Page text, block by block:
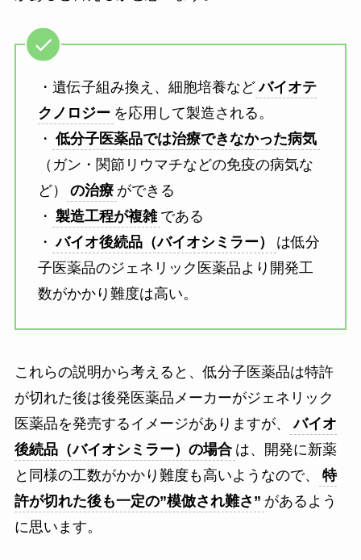
・遺伝子組み換え、細胞培養など バイオテ
クノロジー を応用して製造される。
・ 低分子医薬品では治療できなかった病気
（ガン・関節リウマチなどの免疫の病気な
ど）
の治療 ができる
・ 製造工程が複雑 である
・ バイオ後続品（バイオシミラー）
は低分
子医薬品のジェネリック医薬品より開発工
数がかかり難度は高い。
これらの説明から考えると、低分子医薬品は特許
が切れた後は後発医薬品メーカーがジェネリック
医薬品を発売するイメージがありますが、
バイオ
後続品（バイオシミラー）の場合 は、開発に新薬
と同様の工数がかかり難度も高いようなので、
特
許が切れた後も一定の”模倣され難さ” があるよう
に思います。